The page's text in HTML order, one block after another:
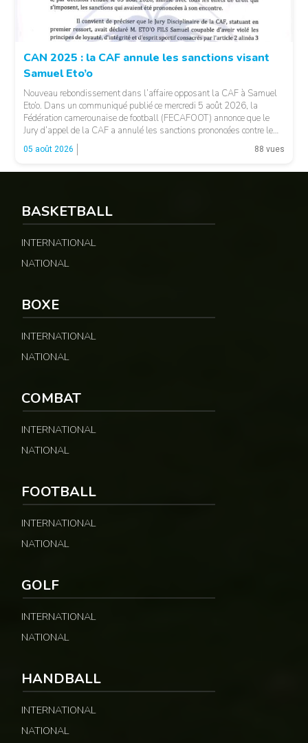
CAN 2025 : la CAF annule les sanctions visant
Samuel Eto’o
Nouveau rebondissement dans l’affaire opposant la CAF à Samuel
Eto’o. Dans un communiqué publié ce mercredi 5 août 2026, la
Fédération camerounaise de football (FECAFOOT) annonce que le
Jury d’appel de la CAF a annulé les sanctions prononcées contre le
président de la fédération camerounaise. Le dossier concernait les
incidents survenus lors du match Cameroun-Maroc […]
05 août 2026 88 vues
BASKETBALL
INTERNATIONAL
NATIONAL
BOXE
INTERNATIONAL
NATIONAL
COMBAT
INTERNATIONAL
NATIONAL
FOOTBALL
INTERNATIONAL
NATIONAL
GOLF
INTERNATIONAL
NATIONAL
HANDBALL
INTERNATIONAL
NATIONAL